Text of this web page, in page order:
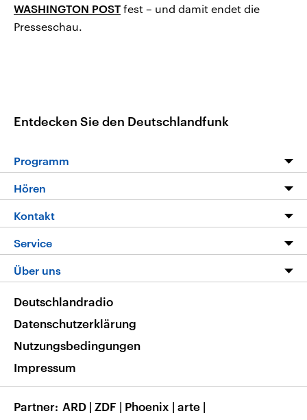
WASHINGTON POST fest – und damit endet die
Presseschau.
Entdecken Sie den Deutschlandfunk
Programm
Programm
Die Nachrichten
Nachrichtenleicht
Neue Beiträge auf dlf.de
Hören
Livestream
Podcasts
Deutschlandfunk App
Nachrichten App
Frequenzen
Kontakt
Hörerservice
Service
FAQ
Veranstaltungen
Musikliste
RSS
Über uns
Barrierefreiheit
Deutschlandradio
Datenschutzerklärung
Nutzungsbedingungen
Impressum
Partner ARD | ZDF | Phoenix | arte |